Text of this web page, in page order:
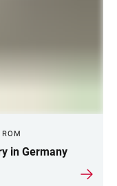
in Germany